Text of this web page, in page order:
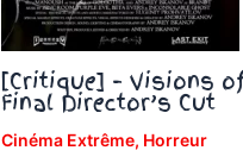
[Critique] – Visions
Final Director’s Cut
Cinéma Extrême, Horreur